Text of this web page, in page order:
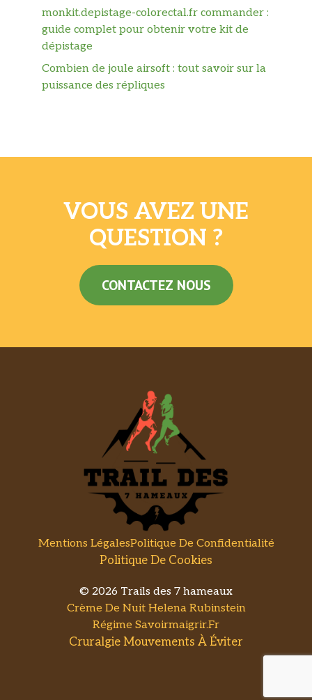
monkit.depistage-colorectal.fr commander :
guide complet pour obtenir votre kit de
dépistage
Combien de joule airsoft : tout savoir sur la
puissance des répliques
VOUS AVEZ UNE
QUESTION ?
CONTACTEZ NOUS
Mentions LégalesPolitique De Confidentialité
Politique De Cookies
© 2026 Trails des 7 hameaux
Crème De Nuit Helena Rubinstein
Régime Savoirmaigrir.fr
Cruralgie Mouvements À Éviter